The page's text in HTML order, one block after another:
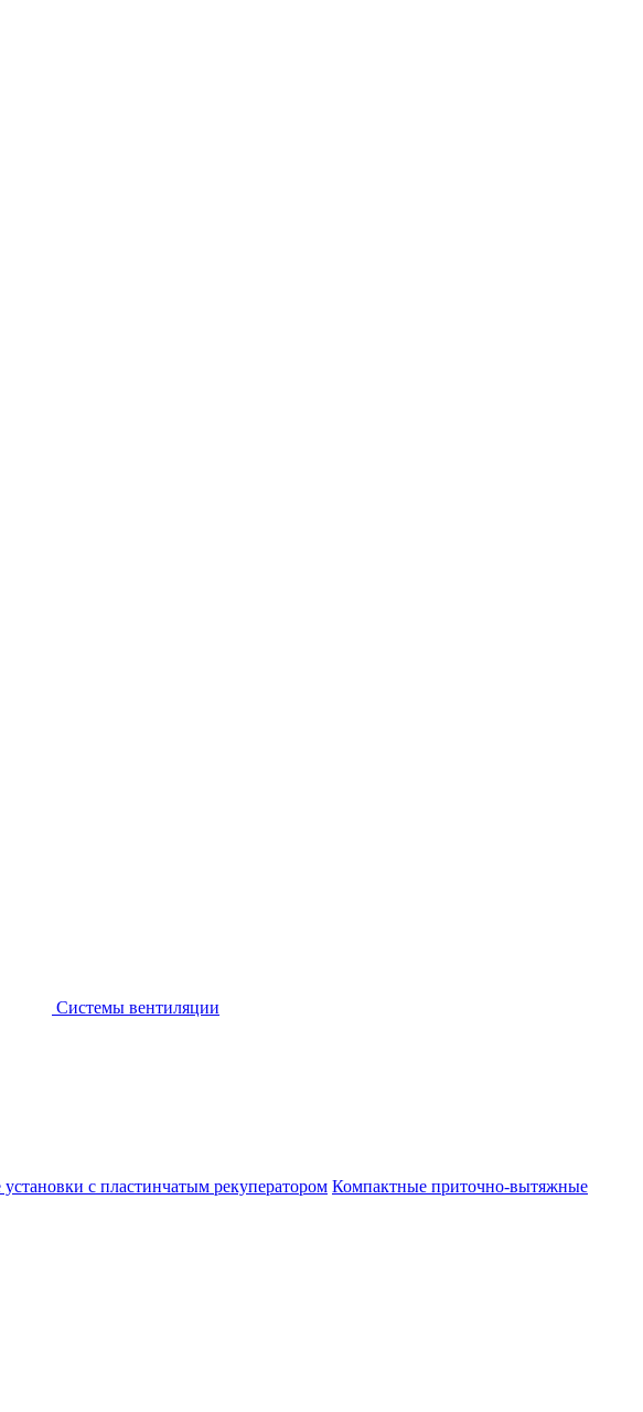
Системы вентиляции
с пластинчатым рекуператором Компактные приточно-вытяжные